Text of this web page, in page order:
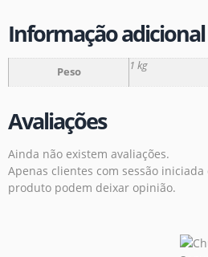
Informação adicional
Peso 1 kg
Avaliações
Ainda não existem avaliações.
Apenas clientes com sessão
produto podem deixar opinião.